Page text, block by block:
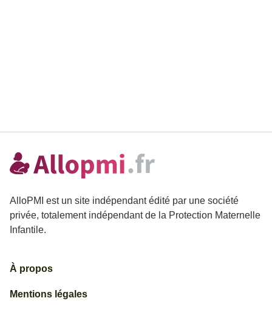
AlloPMI est un site indépendant édité par une société
privée, totalement indépendant de la Protection Maternelle
Infantile.
À propos
Mentions légales